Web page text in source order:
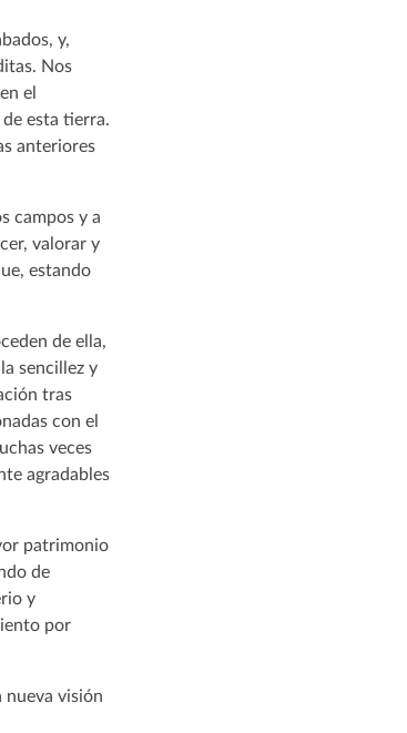
y,
Nos
el
esta tierra.
anteriores
campos y a
valorar y
estando
de ella,
sencillez y
tras
con el
veces
agradables
patrimonio
de
y
por
nueva visión